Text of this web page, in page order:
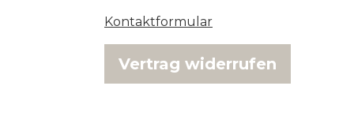
Kontaktformular
Vertrag widerrufen